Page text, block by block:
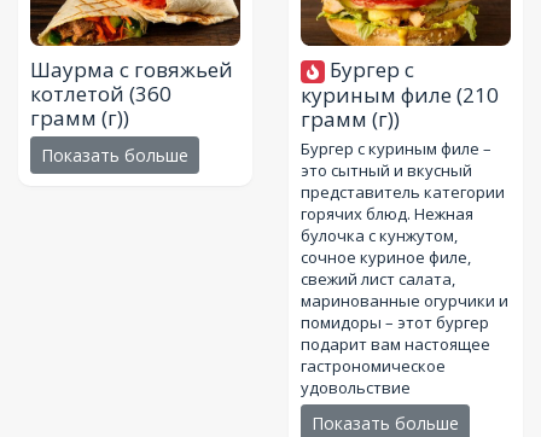
Шаурма с говяжьей
котлетой (360
грамм (г))
Показать больше
Бургер с
куриным филе(210
грамм (г))
Бургер с куриным филе –
это сытный и вкусный
представитель категории
горячих блюд. Нежная
булочка с кунжутом,
сочное куриное филе,
свежий лист салата,
маринованные огурчики и
помидоры – этот бургер
подарит вам настоящее
гастрономическое
удовольствие
Показать больше